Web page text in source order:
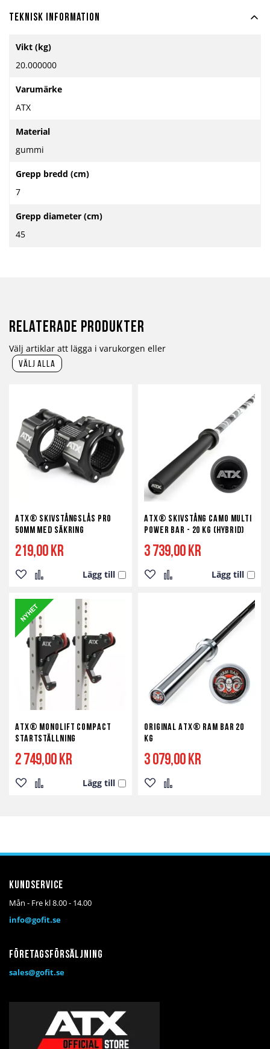
Teknisk information
information
Vikt (kg)
20.000000
Varumärke
ATX
Material
gummi
Grepp bredd (cm)
7
Grepp diameter (cm)
45
Relaterade produkter
Välj artiklar att lägga i varukorgen eller
välj alla
ATX® Skivstångslås Pro
50mm med Säkring
219,00 kr
Lägg till
Lägg
till
i
önskelista
Lägg
till
i
jämför
ATX® Skivstång Camo Multi
Power Bar - 20 kg (Hybrid)
3 739,00 kr
Lägg till
Lägg Lägg
ATX® Monolift Compact
Startställning
2 749,00 kr
Lägg till
Lägg Lägg
Original ATX® RAM BAR 20
kg
3 079,00 kr
Lägg Lägg
Kundservice
Mån - Fre kl 8.00 - 14.00
info@gofit.se
Företagsförsäljning
sales@gofit.se